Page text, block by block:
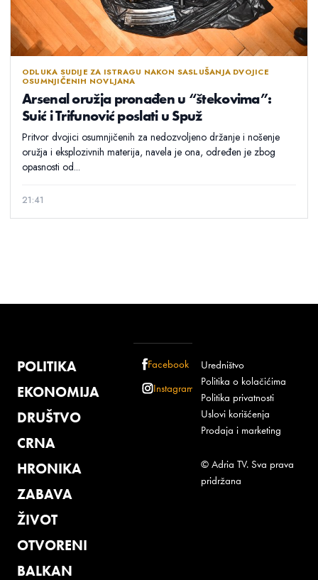
ODLUKA SUDIJE ZA ISTRAGU NAKON SASLUŠANJA DVOJICE
OSUMNJIČENIH NOVLJANA
Arsenal oružja pronađen u “štekovima”:
Suić i Trifunović poslati u Spuž
Pritvor dvojici osumnjičenih za nedozvoljeno držanje i nošenje
oružja i eksplozivnih materija, navela je ona, određen je zbog
opasnosti od...
21:41
POLITIKA
EKONOMIJA
DRUŠTVO
CRNA
HRONIKA
ZABAVA
ŽIVOT
OTVORENI
BALKAN
Facebook
Instagram
Uredništvo
Politika o kolačićima
Politika privatnosti
Uslovi korišćenja
Prodaja i marketing
© Adria TV. Sva prava
pridržana